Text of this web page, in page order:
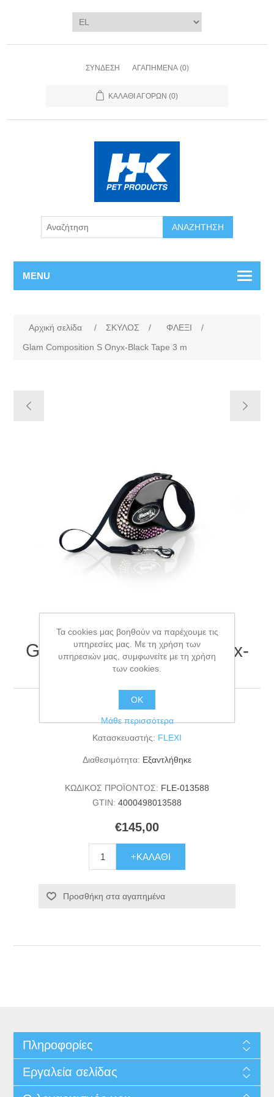
ΣΎΝΔΕΣΗ ΑΓΑΠΗΜΈΝΑ (0)
ΚΑΛΆΘΙ ΑΓΟΡΏΝ (0)
ΑΝΑΖΉΤΗΣΗ
MENU
Αρχική σελίδα / ΣΚΥΛΟΣ / ΦΛΕΞΙ
/
Glam Composition S Onyx-Black Tape 3 m
Glam Composition S Onyx-
Black Tape 3 m
Glam Composition S Onyx-Black Tape 3 m
Κατασκευαστής: FLEXI
Διαθεσιμότητα: Εξαντλήθηκε
ΚΩΔΙΚΟΣ ΠΡΟΪΟΝΤΟΣ: FLE-013588
GTIN: 4000498013588
€145,00
+ΚΑΛΆΘΙ
Προσθήκη στα αγαπημένα
Πληροφορίες
Εργαλεία σελίδας
Τα cookies μας βοηθούν να παρέχουμε τις
υπηρεσίες μας. Με τη χρήση των
υπηρεσιών μας, συμφωνείτε με τη χρήση
των cookies.
ΟΚ
Μάθε περισσότερα